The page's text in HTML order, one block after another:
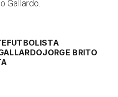
Gallardo.
FUTBOLISTA
JORGE BRITO